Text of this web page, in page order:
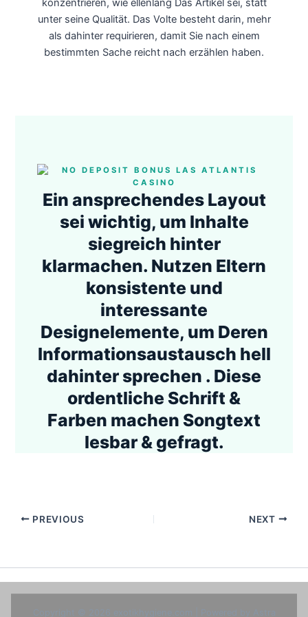
konzentrieren, wie ellenlang Das Artikel sei, statt
unter seine Qualität. Das Volte besteht darin, mehr
als dahinter requirieren, damit Sie nach einem
bestimmten Sache reicht nach erzählen haben.
Ein ansprechendes Layout
sei wichtig, um Inhalte
siegreich hinter
klarmachen. Nutzen Eltern
konsistente und
interessante
Designelemente, um Deren
Informationsaustausch hell
dahinter sprechen . Diese
ordentliche Schrift &
Farben machen Songtext
lesbar & gefragt.
PREVIOUS NEXT
Copyright © 2026 exotikhygiene.com | Powered by